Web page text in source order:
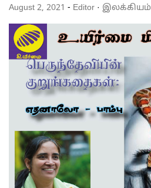
August 2, 2021 - Editor · இலக்கியம்